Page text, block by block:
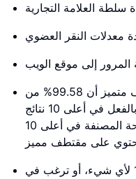
سلطة العلامة التجارية
معدلات النقر العضوي
إلى موقع الويب
أظهرت دراسة حول 2 مليون مقتطف متميز أن 99.58% من
الحالات يتم عرض صفحات تصنيفها بالفعل في أعلى 10 نتائج
بحث، لذا تحتاج إلى تحسين الصفحة المصنفة في أعلى 10
تحتوي على مقتطف مميز
إذا كنت لا تحتل مرتبة أعلى 10 لأي شيء، أو ترغب في